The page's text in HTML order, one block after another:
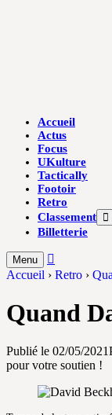
Accueil
Actus
Focus
UKulture
Tactically
Footoir
Retro
Classement
le
Billetterie
Menu
Accueil › Retro ›
Quand
Publié le 02/05/2021
pour votre soutien !